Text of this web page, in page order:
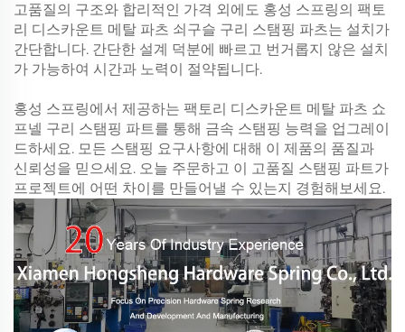
고품질의 구조와 합리적인 가격 외에도 홍성 스프링의 팩토
리 디스카운트 메탈 파츠 쇠구슬 구리 스탬핑 파츠는 설치가
간단합니다. 간단한 설계 덕분에 빠르고 번거롭지 않은 설치
가 가능하여 시간과 노력이 절약됩니다.
홍성 스프링에서 제공하는 팩토리 디스카운트 메탈 파츠 쇼
프넬 구리 스탬핑 파트를 통해 금속 스탬핑 능력을 업그레이
드하세요. 모든 스탬핑 요구사항에 대해 이 제품의 품질과
신뢰성을 믿으세요. 오늘 주문하고 이 고품질 스탬핑 파트가
프로젝트에 어떤 차이를 만들어낼 수 있는지 경험해보세요.